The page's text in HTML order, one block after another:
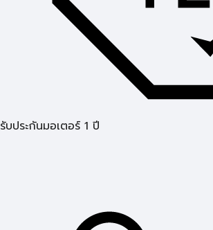
รับประกันมอเตอร์ 1 ปี